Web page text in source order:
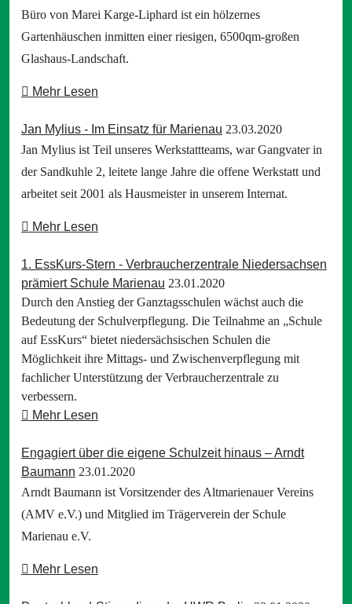
Büro von Marei Karge-Liphard ist ein hölzernes
Gartenhäuschen inmitten einer riesigen, 6500qm-großen
Glashaus-Landschaft.
Mehr Lesen
Jan Mylius - Im Einsatz für Marienau 23.03.2020
Jan Mylius ist Teil unseres Werkstattteams, war Gangvater in
der Sandkuhle 2, leitete lange Jahre die offene Werkstatt und
arbeitet seit 2001 als Hausmeister in unserem Internat.
Mehr Lesen
1. EssKurs-Stern - Verbraucherzentrale Niedersachsen
prämiert Schule Marienau 23.01.2020
Durch den Anstieg der Ganztagsschulen wächst auch die
Bedeutung der Schulverpflegung. Die Teilnahme an „Schule
auf EssKurs“ bietet niedersächsischen Schulen die
Möglichkeit ihre Mittags- und Zwischenverpflegung mit
fachlicher Unterstützung der Verbraucherzentrale zu
verbessern.
Mehr Lesen
Engagiert über die eigene Schulzeit hinaus – Arndt
Baumann 23.01.2020
Arndt Baumann ist Vorsitzender des Altmarienauer Vereins
(AMV e.V.) und Mitglied im Trägerverein der Schule
Marienau e.V.
Mehr Lesen